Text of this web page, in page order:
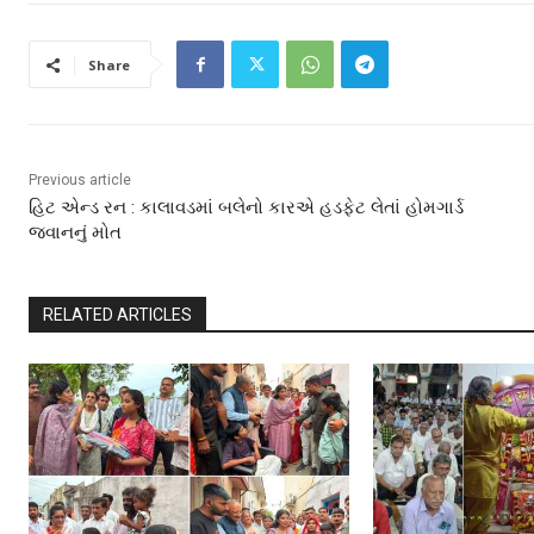
Share
Previous article
હિટ એન્ડ રન : કાલાવડમાં બલેનો કારએ હડફેટ લેતાં હોમગાર્ડ
જવાનનું મોત
RELATED ARTICLES